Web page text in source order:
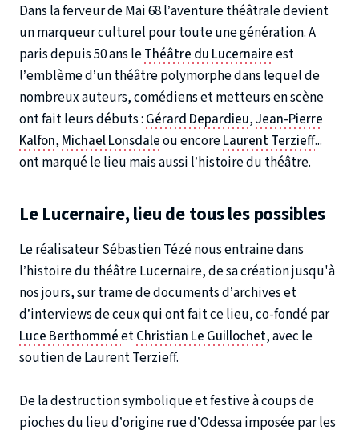
Dans la ferveur de Mai 68 l’aventure théâtrale devient
un marqueur culturel pour toute une génération. A
paris depuis 50 ans leThéâtre du Lucernaireest
l’emblème d’un théâtre polymorphe dans lequel de
nombreux auteurs, comédiens et metteurs en scène
ont fait leurs débuts : Gérard Depardieu,Jean-Pierre
Kalfon, Michael Lonsdaleou encoreLaurent Terzieff...
ont marqué le lieu mais aussi l’histoire du théâtre.
Le Lucernaire, lieu de tous les possibles
Le réalisateur Sébastien Tézé nous entraine dans
l’histoire du théâtre Lucernaire, de sa création jusqu'à
nos jours, sur trame de documents d’archives et
d’interviews de ceux qui ont fait ce lieu, co-fondé par
Luce BerthomméetChristian Le Guillochet, avec le
soutien de Laurent Terzieff.
De la destruction symbolique et festive à coups de
pioches du lieu d’origine rue d’Odessa imposée par les